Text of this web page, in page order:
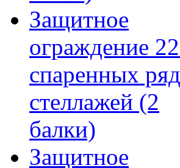
Защитное
ограждение
спаренных
стеллажей (2
балки)
Защитное